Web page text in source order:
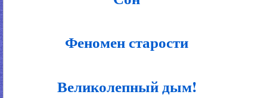
Феномен старости
Великолепный дым!